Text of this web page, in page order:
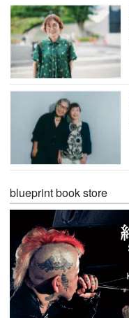
blueprint book store